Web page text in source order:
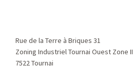
Rue de la Terre à Briques 31
Zoning Industriel Tournai Ouest Zone II
7522 Tournai